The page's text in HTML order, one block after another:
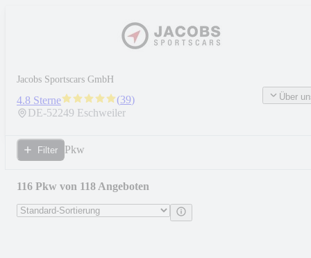
Jacobs Sportscars GmbH
4.8 Sterne (39)
DE-52249 Eschweiler
Über
Filter Pkw
116 Pkw von 118 Angeboten